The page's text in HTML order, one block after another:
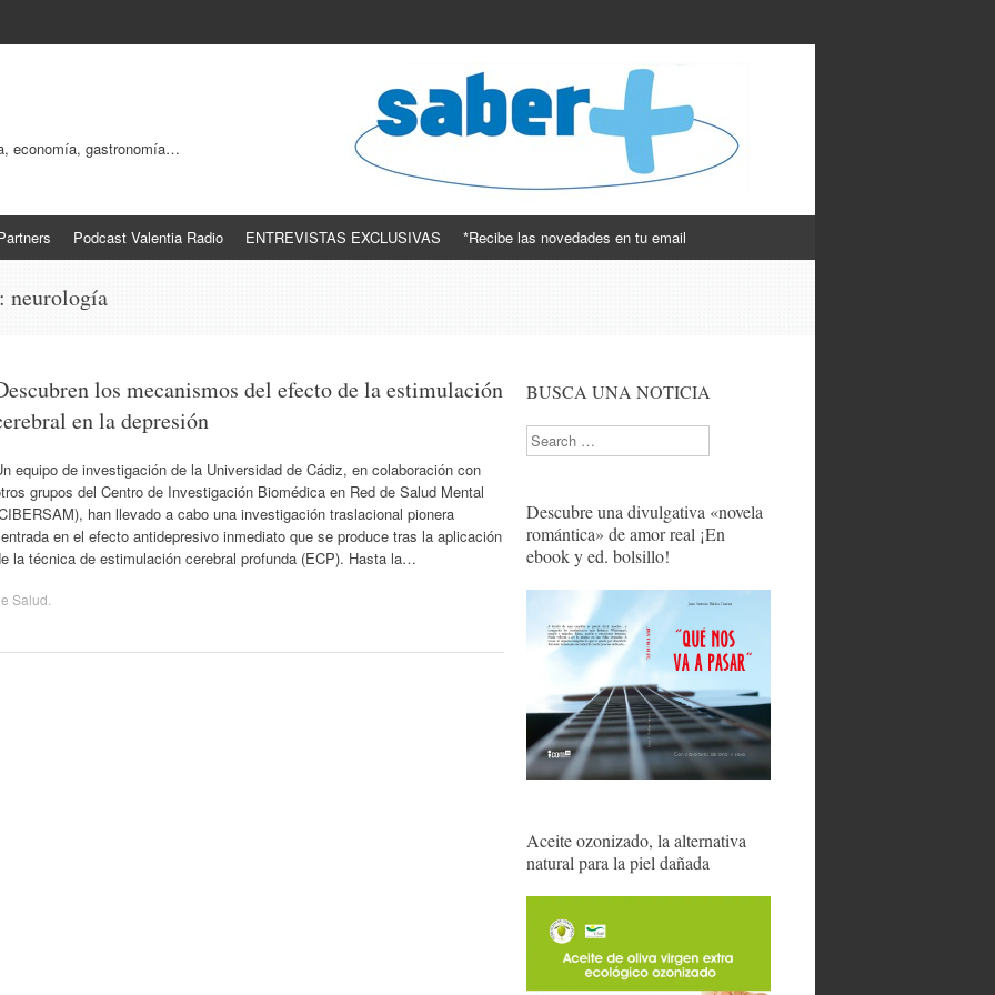
economía, gastronomía…
Podcast Valentia Radio ENTREVISTAS EXCLUSIVAS *Recibe las novedades en tu email
neurología
los mecanismos del efecto de la estimulación
en la depresión
equipo de investigación de la Universidad de Cádiz, en colaboración con
grupos del Centro de Investigación Biomédica en Red de Salud Mental
han llevado a cabo una investigación traslacional pionera
en el efecto antidepresivo inmediato que se produce tras la aplicación
la técnica de estimulación cerebral profunda (ECP). Hasta la…
Salud
BUSCA UNA NOTICIA
Search
Descubre una divulgativa «novela
romántica» de amor real ¡En
ebook y ed. bolsillo!
Aceite ozonizado, la alternativa
natural para la piel dañada